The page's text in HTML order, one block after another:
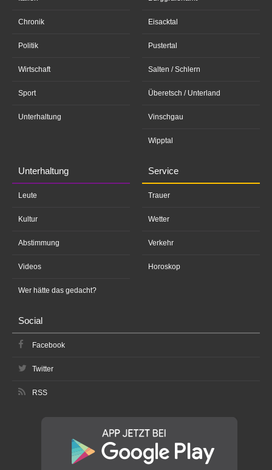
Chronik
Politik
Wirtschaft
Sport
Unterhaltung
Eisacktal
Pustertal
Salten / Schlern
Überetsch / Unterland
Vinschgau
Wipptal
Unterhaltung
Leute
Kultur
Abstimmung
Videos
Wer hätte das gedacht?
Service
Trauer
Wetter
Verkehr
Horoskop
Social
Facebook
Twitter
RSS